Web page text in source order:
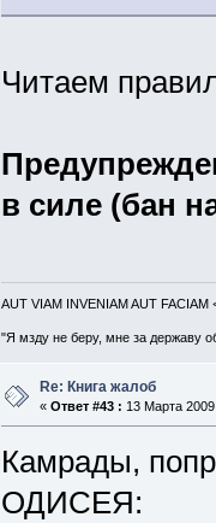
Читаем
в силе (бан
AUT VIAM INVENIAM AUT FACIAM
"Я мзду не беру, мне за державу
Re: Книга жалоб
« Ответ #43 : 13 Марта
Камрады,
ОДИСЕЯ: